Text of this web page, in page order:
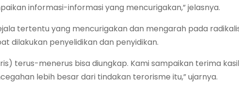
informasi-informasi yang mencurigakan,” jelasnya.
tertentu yang mencurigakan dan mengarah pada
dilakukan penyelidikan dan penyidikan.
terus-menerus bisa diungkap. Kami sampaikan terima
lebih besar dari tindakan terorisme itu,” ujarnya.